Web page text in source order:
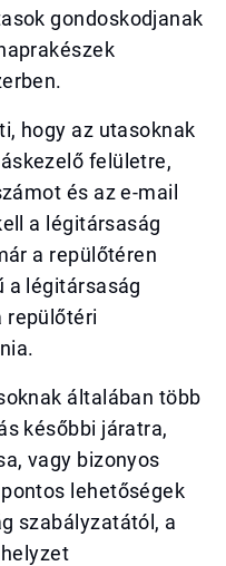
gondoskodjanak
hogy az utasoknak
felületre,
és az e-mail
a légitársaság
a repülőtéren
a légitársaság
repülőtéri
általában több
későbbi járatra,
vagy bizonyos
lehetőségek
szabályzatától, a